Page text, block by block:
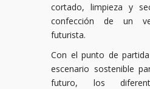
cortado, limpieza y
confección de un
futurista.
Con el punto de
escenario sostenible
futuro, los